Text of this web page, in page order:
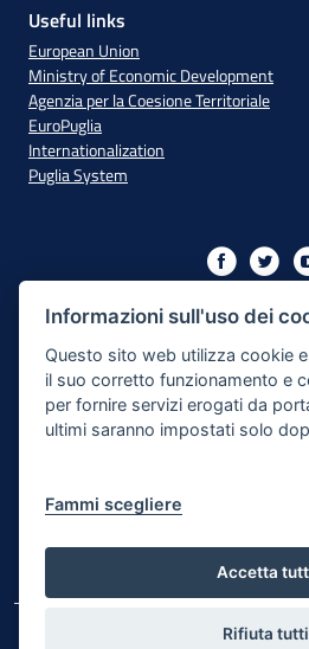
Useful links
European Union
Ministry of Economic Development
Agenzia per la Coesione Territoriale
EuroPuglia
Internationalization
Puglia System
2014/2020 - Axis XIII
Accessibility
Legal Note
Informazioni sull'uso dei
Questo sito web utilizza cookie
il suo corretto funzionamento e
per fornire servizi erogati da
ultimi saranno impostati solo
Fammi scegliere
Accetta
Rifiuta tutti